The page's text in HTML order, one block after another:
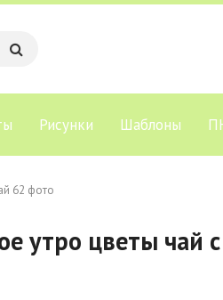
Рисунки Шаблоны
62 фото
утро цветы чай